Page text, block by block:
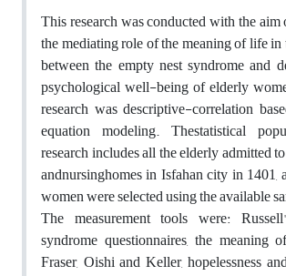
This research was conducted with the
the mediating role of the meaning of life
between the empty nest syndrome and
psychological well-being of elderly
research was descriptive-correlation
equation modeling. Thestatistical
research includes all the elderly admitted
andnursinghomes in Isfahan city in 1401,
women were selected using the available
The measurement tools were:
syndrome questionnaires, the meaning
Fraser, Oishi and Keller, hopelessness